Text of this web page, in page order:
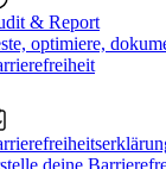
& Report
optimiere,
deine